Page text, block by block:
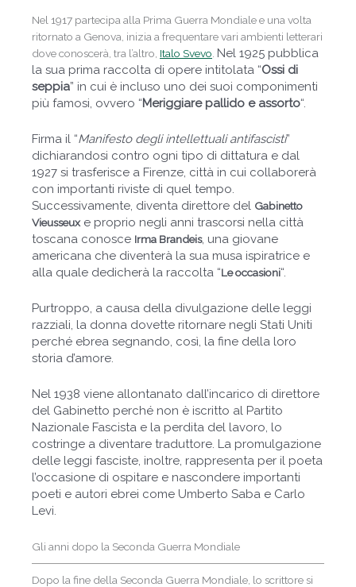
Nel 1917 partecipa alla Prima Guerra Mondiale e una volta
ritornato a Genova, inizia a frequentare vari ambienti letterari
dove conoscerà, tra l’altro, Italo Svevo Nel 1925 pubblica
la sua prima raccolta di opere intitolata “Ossi di
seppia” in cui è incluso uno dei suoi componimenti
più famosi, ovvero “Meriggiare pallido e assorto“.
Firma il “Manifesto degli intellettuali antifascisti”
dichiarandosi contro ogni tipo di dittatura e dal
1927 si trasferisce a Firenze, città in cui collaborerà
con importanti riviste di quel tempo.
Successivamente, diventa direttore del Gabinetto
Vieusseuxe proprio negli anni trascorsi nella città
toscana conosce Irma Brandeis, una giovane
americana che diventerà la sua musa ispiratrice e
alla quale dedicherà la raccolta “Le occasioni“.
Purtroppo, a causa della divulgazione delle leggi
razziali, la donna dovette ritornare negli Stati Uniti
perché ebrea segnando, così, la fine della loro
storia d’amore.
Nel 1938 viene allontanato dall’incarico di direttore
del Gabinetto perché non è iscritto al Partito
Nazionale Fascista e la perdita del lavoro, lo
costringe a diventare traduttore. La promulgazione
delle leggi fasciste, inoltre, rappresenta per il poeta
l’occasione di ospitare e nascondere importanti
poeti e autori ebrei come Umberto Saba e Carlo
Levi.
Gli anni dopo la Seconda Guerra Mondiale
Dopo la fine della Seconda Guerra Mondiale, lo scrittore si